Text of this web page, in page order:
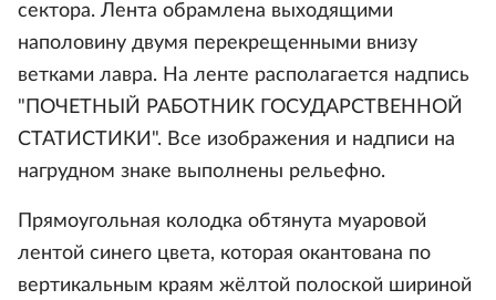
сектора. Лента обрамлена выходящими
наполовину двумя перекрещенными внизу
ветками лавра. На ленте располагается надпись
"ПОЧЕТНЫЙ РАБОТНИК ГОСУДАРСТВЕННОЙ
СТАТИСТИКИ". Все изображения и надписи на
нагрудном знаке выполнены рельефно.
Прямоугольная колодка обтянута муаровой
лентой синего цвета, которая окантована по
вертикальным краям жёлтой полоской шириной